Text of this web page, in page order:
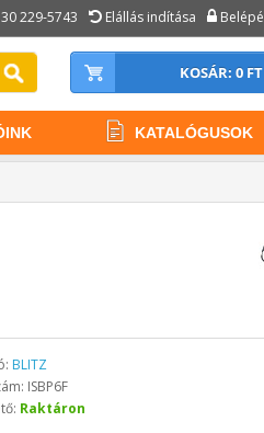
229-5743 Elállás indítása
KOSÁR: 0 FT
KATALÓGUSOK
BLITZ
ISBP6F
Raktáron